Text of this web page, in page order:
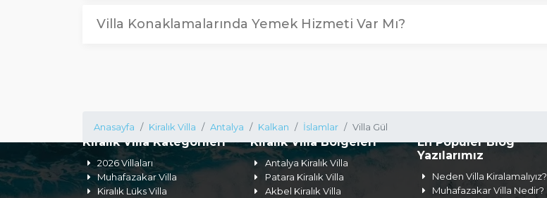
Villa Konaklamalarında Yemek Hizmeti Var Mı?
Anasayfa Kiralık Villa Antalya Kalkan İslamlar Villa Gül
Kiralık Villa Kategorileri
2026 Villaları
Muhafazakar Villa
Kiralık Lüks Villa
Kiralık Villa Bölgeleri
Antalya Kiralık Villa
Patara Kiralık Villa
Akbel Kiralık Villa
En Popüler Blog
Yazılarımız
Neden Villa Kiralamalıyız?
Muhafazakar Villa Nedir?